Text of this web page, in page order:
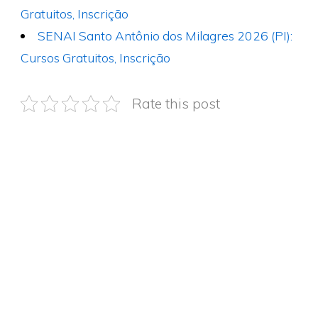
Gratuitos, Inscrição
SENAI Santo Antônio dos Milagres 2026 (PI):
Cursos Gratuitos, Inscrição
Rate this post